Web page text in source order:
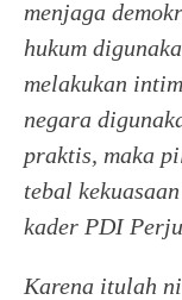
menjaga
hukum
melakukan
negara
praktis, maka
tebal
kader PDI
Karena itulah